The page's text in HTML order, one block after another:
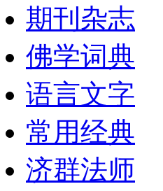
期刊杂志
佛学词典
语言文字
常用经典
济群法师